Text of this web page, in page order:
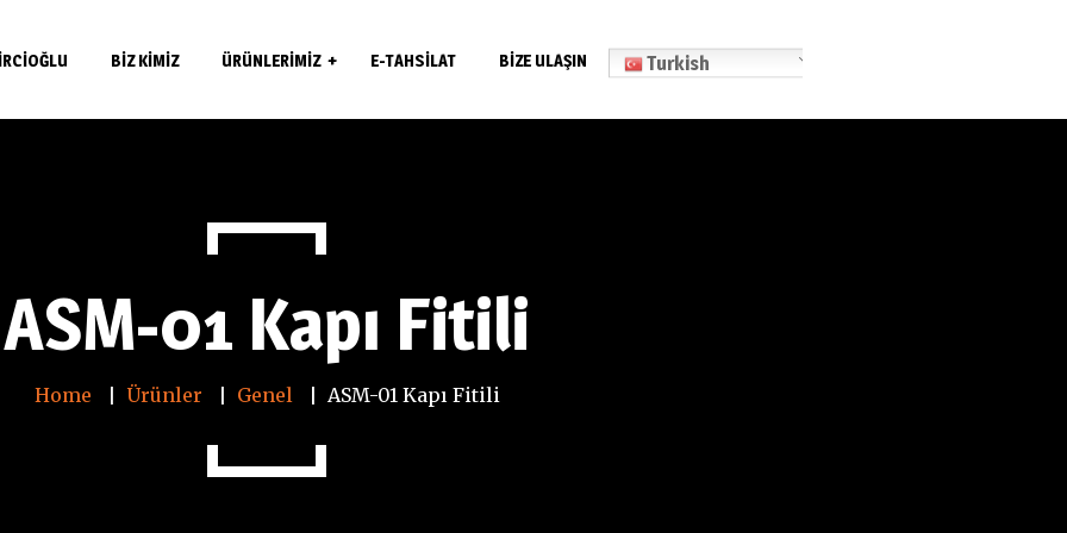
BIZ KIMIZ ÜRÜNLERIMIZ
Açma Kollar
Aksesuarlar
Kapı Fitilleri
E-TAHSILAT BIZE ULAŞIN Turkish
ASM-01 Kapı Fitili
Home Ürünler Genel ASM-01 Kapı Fitili